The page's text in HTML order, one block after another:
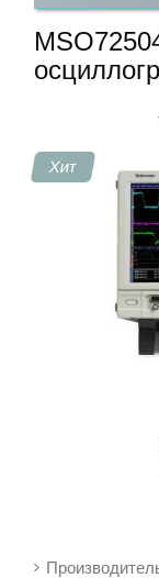
работы
Хит